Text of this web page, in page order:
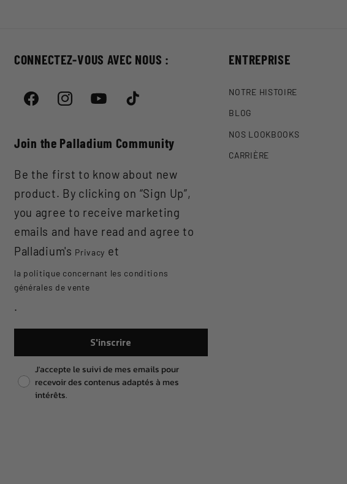
CONNECTEZ-VOUS AVEC NOUS :
FacebookInstagramYouTube TikTok
Join the Palladium Community
Be the first to know about new
product. By clicking on “Sign Up”,
you agree to receive marketing
emails and have read and agree to
Palladium's Privacy et
la politique concernant les conditions
générales de vente
.
S'inscrire
Pixel consent
J'accepte le suivi de mes emails pour
recevoir des contenus adaptés à mes
intérêts.
ENTREPRISE
NOTRE HISTOIRE
BLOG
NOS LOOKBOOKS
CARRIÈRE